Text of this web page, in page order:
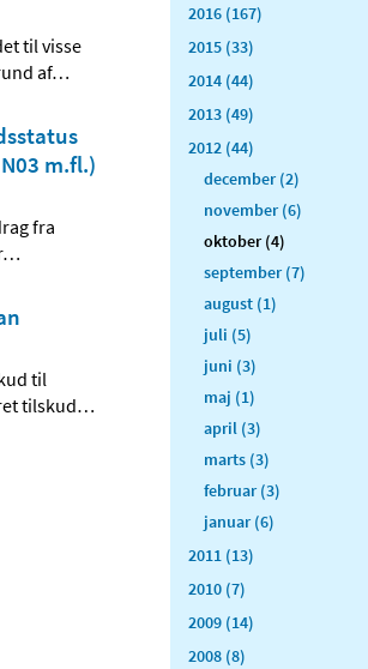
til visse
af…
m.fl.)
fra
…
til
tilskud…
2016 (167)
2015 (33)
2014 (44)
2013 (49)
2012 (44)
december (2)
november (6)
oktober (4)
september (7)
august (1)
juli (5)
juni (3)
maj (1)
april (3)
marts (3)
februar (3)
januar (6)
2011 (13)
2010 (7)
2009 (14)
2008 (8)